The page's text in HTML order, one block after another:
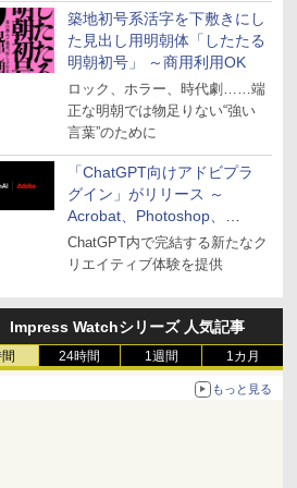
築地初号系活字を下敷きにし
た見出し用明朝体「したたる
明朝初号」 ～商用利用OK
ロック、ホラー、時代劇……端
正な明朝では物足りない“強い
言葉”のために
「ChatGPT向けアドビプラ
グイン」がリリース ～
Acrobat、Photoshop、
Premiereなどの機能を1つの
プラグインに統合
ChatGPT内で完結する新たなク
リエイティブ体験を提供
Impress Watchシリーズ 人気記事
24時間 1週間 1カ月
もっと見る